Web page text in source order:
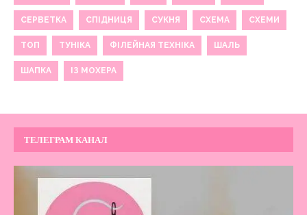
СЕРВЕТКА СПІДНИЦЯ СУКНЯ СХЕМА СХЕМИ
ТОП ТУНІКА ФІЛЕЙНАЯ ТЕХНІКА ШАЛЬ
ШАПКА ІЗ МОХЕРА
ТЕЛЕГРАМ КАНАЛ